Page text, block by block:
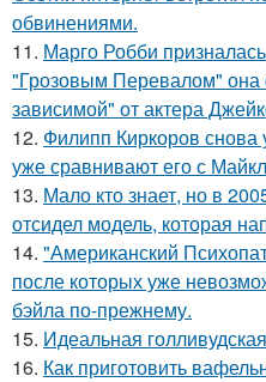
обвинениями.
11. Марго Робби
"Грозовым Перевалом" она
зависимой" от актера
12. Филипп Киркоров снова
уже сравнивают его с
13. Мало кто знает, но в
отсидел модель, которая
14. "Американский
после которых уже
бэйла по-прежнему.
15. Идеальная
16. Как приготовить